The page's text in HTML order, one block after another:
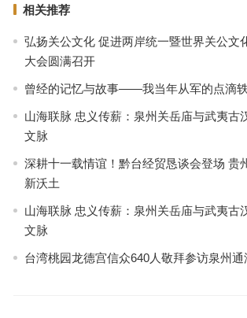
相关推荐
弘扬关公文化 促进两岸统一暨世界关公文
大会圆满召开
曾经的记忆与故事——我当年从军的点滴
山海联脉 忠义传薪：泉州关岳庙与武夷古
文脉
深耕十一载情谊！黔台经贸恳谈会登场 贵
新沃土
山海联脉 忠义传薪：泉州关岳庙与武夷古
文脉
台湾桃园龙德宫信众640人敬拜参访泉州